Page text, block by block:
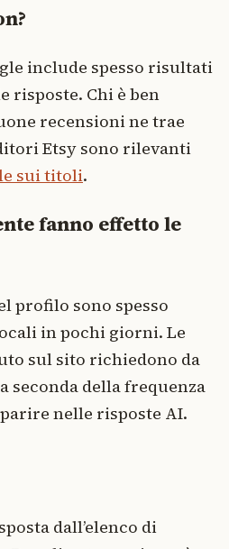
include spesso risultati
risposte. Chi è ben
recensioni ne trae
Etsy sono rilevanti
sui titoli.
fanno effetto le
profilo sono spesso
in pochi giorni. Le
sul sito richiedono da
seconda della frequenza
nelle risposte AI.
dall’elenco di